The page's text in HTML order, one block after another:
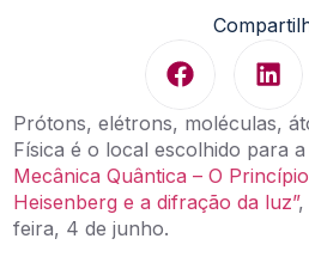
Prótons, elétrons, moléculas,
Física é o local escolhido para
Mecânica Quântica – O
Heisenberg e a difração da luz”,
feira, 4 de junho.